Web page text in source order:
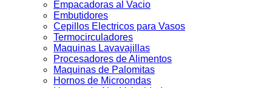
Empacadoras al Vacio
Embutidores
Cepillos Electricos para Vasos
Termocirculadores
Maquinas Lavavajillas
Procesadores de Alimentos
Maquinas de Palomitas
Hornos de Microondas